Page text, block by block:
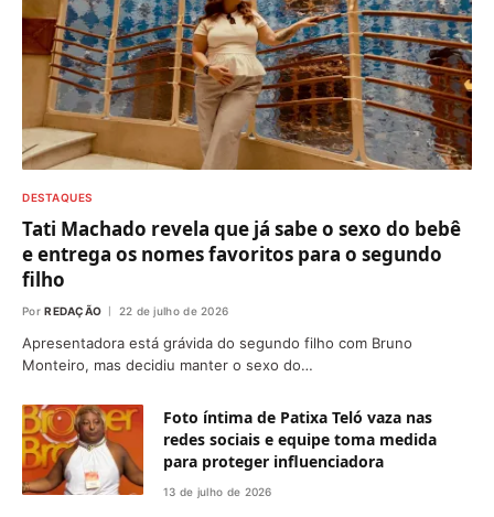
DESTAQUES
Tati Machado revela que já sabe o sexo do bebê
e entrega os nomes favoritos para o segundo
filho
Por REDAÇÃO 22 de julho de 2026
Apresentadora está grávida do segundo filho com Bruno
Monteiro, mas decidiu manter o sexo do…
Foto íntima de Patixa Teló vaza nas
redes sociais e equipe toma medida
para proteger influenciadora
13 de julho de 2026